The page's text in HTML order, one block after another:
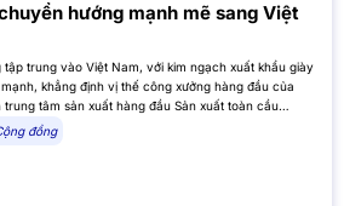
hướng mạnh mẽ sang Việt
trung vào Việt Nam, với kim ngạch xuất khẩu giày
khẳng định vị thế công xưởng hàng đầu của
tâm sản xuất hàng đầu Sản xuất toàn cầu…
đồng